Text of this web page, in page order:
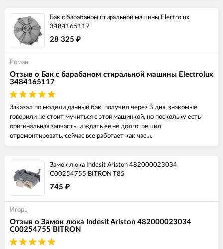
Бак с барабаном стиральной машины Electrolux
3484165117
28 325 ₽
Роман
Отзыв о Бак с барабаном стиральной машины Electrolux
3484165117
Заказал по модели данный бак, получил через 3 дня, знакомые
говорили не стоит мучиться с этой машинкой, но поскольку есть
оригинальная запчасть, и ждать ее не долго, решил
отремонтировать, сейчас все работает как часы.
Замок люка Indesit Ariston 482000023034
C00254755 BITRON T85
745 ₽
Игорь
Отзыв о Замок люка Indesit Ariston 482000023034
C00254755 BITRON